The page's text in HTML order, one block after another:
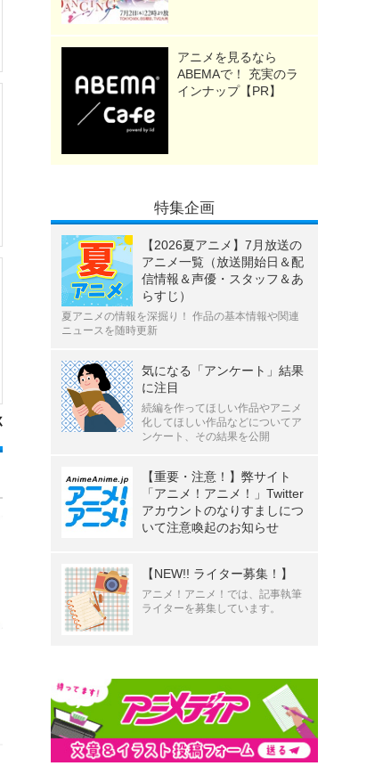
アニメを見るなら
ABEMAで！ 充実のラ
インナップ【PR】
特集企画
【2026夏アニメ】7月放送の
アニメ一覧（放送開始日＆配
信情報＆声優・スタッフ＆あ
らすじ）
夏アニメの情報を深掘り！ 作品の基本情報や関連
ニュースを随時更新
気になる「アンケート」結果
に注目
続編を作ってほしい作品やアニメ
化してほしい作品などについてア
ンケート、その結果を公開
【重要・注意！】弊サイト
「アニメ！アニメ！」Twitter
アカウントのなりすましにつ
いて注意喚起のお知らせ
【NEW!! ライター募集！】
アニメ！アニメ！では、記事執筆
ライターを募集しています。